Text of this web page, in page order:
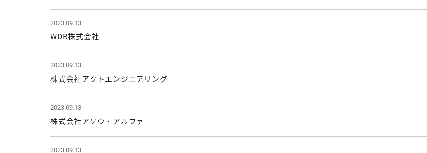
2023.09.13
WDB株式会社
2023.09.13
株式会社アクトエンジニアリング
2023.09.13
株式会社アソウ・アルファ
2023.09.13